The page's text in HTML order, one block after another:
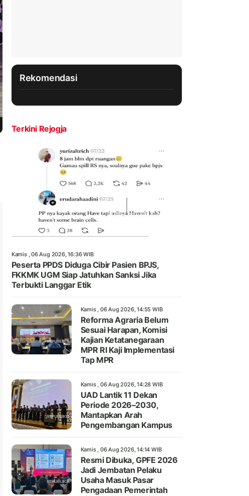
Rekomendasi
Terkini Rejogja
Kamis , 06 Aug 2026, 16:36 WIB
Peserta PPDS Diduga Cibir Pasien BPJS,
FKKMK UGM Siap Jatuhkan Sanksi Jika
Terbukti Langgar Etik
Kamis , 06 Aug 2026, 14:55 WIB
Reforma Agraria Belum
Sesuai Harapan, Komisi
Kajian Ketatanegaraan
MPR RI Kaji Implementasi
Tap MPR
Kamis , 06 Aug 2026, 14:28 WIB
UAD Lantik 11 Dekan
Periode 2026–2030,
Mantapkan Arah
Pengembangan Kampus
Kamis , 06 Aug 2026, 14:14 WIB
Resmi Dibuka, GPFE 2026
Jadi Jembatan Pelaku
Usaha Masuk Pasar
Pengadaan Pemerintah